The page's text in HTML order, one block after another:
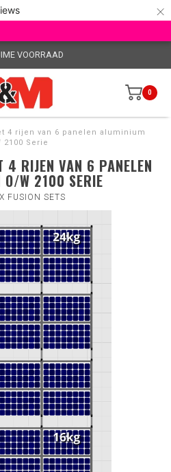
×
VOORRAAD
0
4 rijen van 6 panelen aluminium
2100 Serie
4 RIJEN VAN 6 PANELEN
O/W 2100 SERIE
FUSION SETS